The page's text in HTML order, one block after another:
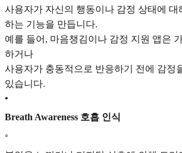
사용자가 자신의 행동이나 감정 상태에 대
하는 기능을 만듭니다.
예를 들어, 마음챙김이나 감정 지원 앱은
하거나
사용자가 충동적으로 반응하기 전에 감정
있습니다.
•
Breath Awareness 호흡 인식
◦